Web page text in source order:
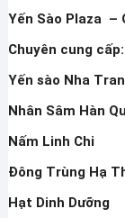
Yến Sào Plaza –
Chuyên cung cấp:
Yến sào Nha
Nhân Sâm Hàn
Nấm Linh Chi
Đông Trùng Hạ
Hạt Dinh Dưỡng